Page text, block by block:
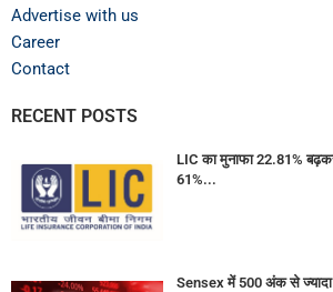
Advertise with us
Career
Contact
RECENT POSTS
LIC का मुनाफा 22.81%
61%...
Sensex में 500 अंक से